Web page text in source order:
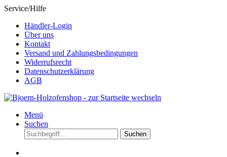
Service/Hilfe
Händler-Login
Über uns
Kontakt
Versand und Zahlungsbedingungen
Widerrufsrecht
Datenschutzerklärung
AGB
Menü
Suchen
Suchen